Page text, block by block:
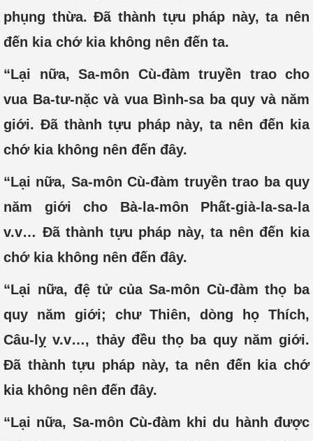
phụng thừa. Đã thành tựu pháp này, ta nên
đến kia chớ kia không nên đến ta.
“Lại nữa, Sa-môn Cù-đàm truyền trao cho
vua Ba-tư-nặc và vua Bình-sa ba quy và năm
giới. Đã thành tựu pháp này, ta nên đến kia
chớ kia không nên đến đây.
“Lại nữa, Sa-môn Cù-đàm truyền trao ba quy
năm giới cho Bà-la-môn Phất-già-la-sa-la
v.v… Đã thành tựu pháp này, ta nên đến kia
chớ kia không nên đến đây.
“Lại nữa, đệ tử của Sa-môn Cù-đàm thọ ba
quy năm giới; chư Thiên, dòng họ Thích,
Câu-lỵ v.v…, thảy đều thọ ba quy năm giới.
Đã thành tựu pháp này, ta nên đến kia chớ
kia không nên đến đây.
“Lại nữa, Sa-môn Cù-đàm khi du hành được